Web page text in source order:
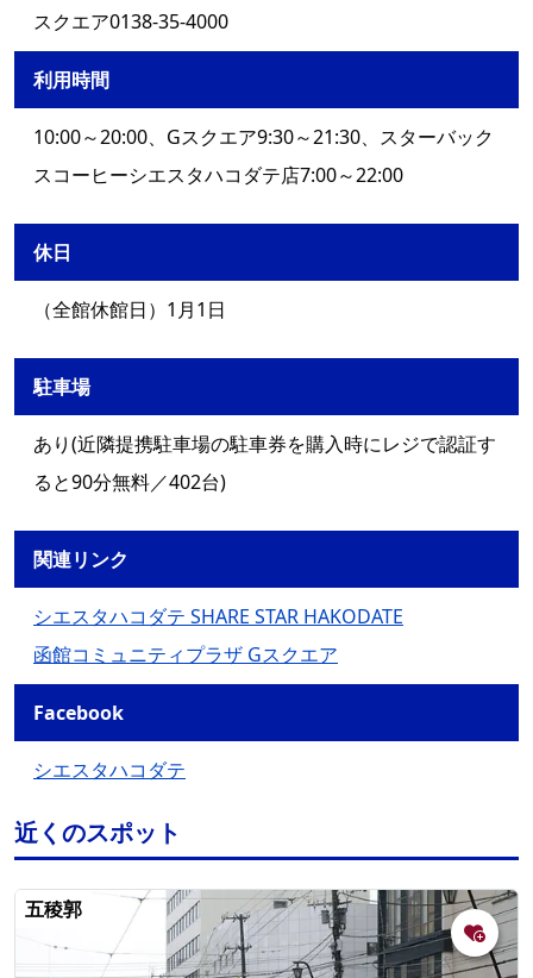
スクエア0138-35-4000
利用時間
10:00～20:00、Gスクエア9:30～21:30、スターバック
スコーヒーシエスタハコダテ店7:00～22:00
休日
（全館休館日）1月1日
駐車場
あり(近隣提携駐車場の駐車券を購入時にレジで認証す
ると90分無料／402台)
関連リンク
シエスタハコダテ SHARE STAR HAKODATE
函館コミュニティプラザ Gスクエア
Facebook
シエスタハコダテ
近くのスポット
五稜郭